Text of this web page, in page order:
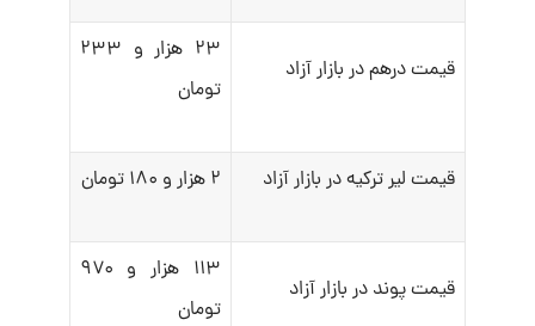
قیمت درهم در بازار آزاد
۲۳ هزار و ۲۳۳
تومان
قیمت لیر ترکیه در بازار آزاد ۲ هزار و ۱۸۰ تومان
قیمت پوند در بازار آزاد
۱۱۳ هزار و ۹۷۰
تومان